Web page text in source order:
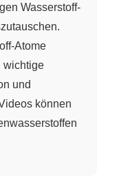
Wasserstoff-
Atome
wichtige
und
können